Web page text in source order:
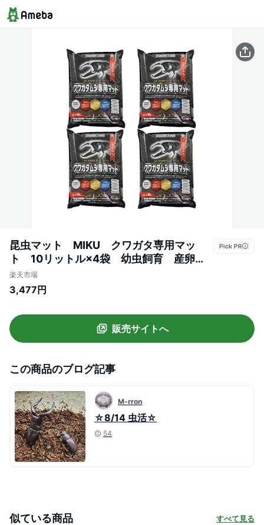
昆虫マット MIKU クワガタ専用マッ
ト 10リットル×4袋 幼虫飼育 産卵
お一人様1点限り 関東当日便
楽天市場
3,477円
販売サイトへ
この商品のブログ記事
M-rron
☆8/14 虫活☆
54
似ている商品 すべて見る